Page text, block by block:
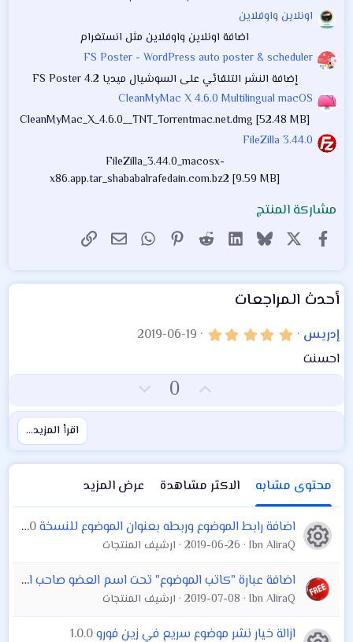
اونلاين واوفلاين
اضافة اونلاين واوفلاين مثل انستغرام
FS Poster - WordPress auto poster & scheduler
إضافة النشر التلقائي على السوشيال ميديا FS Poster 4.2
CleanMyMac X 4.6.0 Multilingual macOS
CleanMyMac_X_4.6.0__TNT_Torrentmac.net.dmg [52.48 MB]
FileZilla 3.44.0
FileZilla_3.44.0_macosx-
x86.app.tar_shababalrafedain.com.bz2 [9.59 MB]
مشاركة المنتج
فيسبوك Bluesky
LinkedIn
Reddit
Pinterest
WhatsAppالبريد الإلكتروني
الرابط
أحدث المراجعات
إدريس 5
0
ن
ج
و
2019-06-19
احسنت
أ
ي
د
0
ص
ي
ت
س
ل
ب
ي
اقرأ المزيد…
محتوى مشابه الاكثر مشاهدة عرض المزيد
أيقونة المنتج
اضافة رابط الموضوع وربطه بعنوان الموضوع للنسخة xF2.11.0.0
Ibn AliraQ
2019-06-26 ارشيف المنتجات
اضافة عبارة "كاتب الموضوع" تحت اسم العضو صاحب المشاركة
Ibn AliraQ
2019-07-08 ارشيف المنتجات
ازالة خيار نشر موضوع سريع في زين فورو1.0.0